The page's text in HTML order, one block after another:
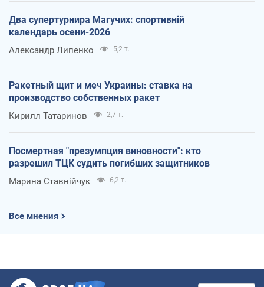
Два супертурнира Магучих: спортивній
календарь осени-2026
Александр Липенко 5,2 т.
Ракетный щит и меч Украины: ставка на
производство собственных ракет
Кирилл Татаринов 2,7 т.
Посмертная "презумпция виновности": кто
разрешил ТЦК судить погибших защитников
Марина Ставнійчук 6,2 т.
Все мнения